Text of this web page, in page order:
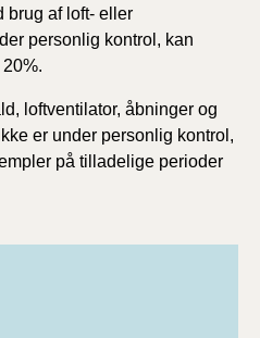
brug af loft- eller
personlig kontrol, kan
loftventilator, åbninger og
er under personlig kontrol,
på tilladelige perioder